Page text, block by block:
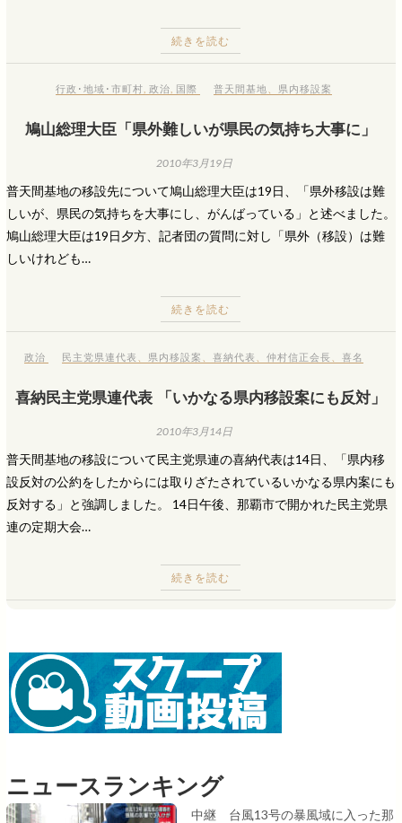
続きを読む
行政･地域･市町村 ,政治 国際 普天間基地 県内移設案
鳩山総理大臣「県外難しいが県民の気持ち大事に」
2010年3月19日
普天間基地の移設先について鳩山総理大臣は19日、「県外移設は難
しいが、県民の気持ちを大事にし、がんばっている」と述べました。
鳩山総理大臣は19日夕方、記者団の質問に対し「県外（移設）は難
しいけれども…
続きを読む
政治 民主党県連代表 県内移設案 、喜納代表 、仲村信正会長 、喜名
喜納民主党県連代表 「いかなる県内移設案にも反対」
2010年3月14日
普天間基地の移設について民主党県連の喜納代表は14日、「県内移
設反対の公約をしたからには取りざたされているいかなる県内案にも
反対する」と強調しました。 14日午後、那覇市で開かれた民主党県
連の定期大会…
続きを読む
ニュースランキング
中継 台風13号の暴風域に入った那